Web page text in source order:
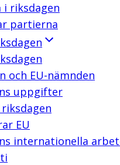
i riksdagen
partierna
och EU-nämnden
uppgifter
EU
internationella